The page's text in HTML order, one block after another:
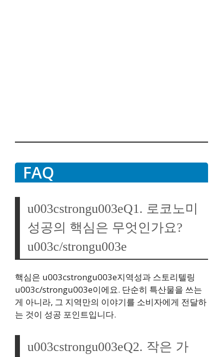
FAQ
u003cstrongu003eQ1. 로코노미
성공의 핵심은 무엇인가요?
u003c/strongu003e
핵심은 u003cstrongu003e지역성과 스토리텔링
u003c/strongu003e이에요. 단순히 특산물을 쓰는
게 아니라, 그 지역만의 이야기를 소비자에게 전달하
는 것이 성공 포인트입니다.
u003cstrongu003eQ2. 작은 가